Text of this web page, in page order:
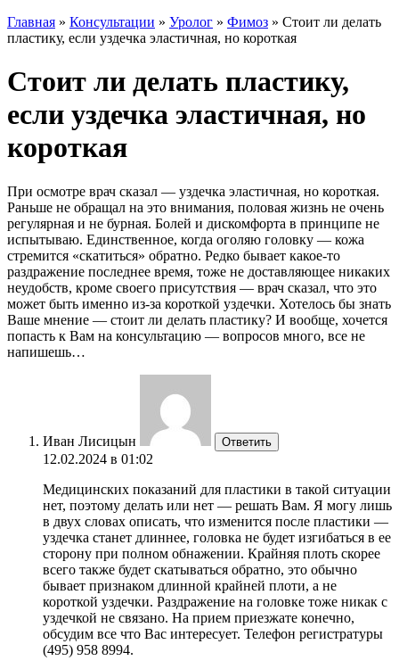
Главная » Консультации » Уролог » Фимоз » Стоит ли делать
пластику, если уздечка эластичная, но короткая
Стоит ли делать пластику,
если уздечка эластичная, но
короткая
При осмотре врач сказал — уздечка эластичная, но короткая.
Раньше не обращал на это внимания, половая жизнь не очень
регулярная и не бурная. Болей и дискомфорта в принципе не
испытываю. Единственное, когда оголяю головку — кожа
стремится «скатиться» обратно. Редко бывает какое-то
раздражение последнее время, тоже не доставляющее никаких
неудобств, кроме своего присутствия — врач сказал, что это
может быть именно из-за короткой уздечки. Хотелось бы знать
Ваше мнение — стоит ли делать пластику? И вообще, хочется
попасть к Вам на консультацию — вопросов много, все не
напишешь…
Иван Лисицын Ответить
12.02.2024 в 01:02
Медицинских показаний для пластики в такой ситуации
нет, поэтому делать или нет — решать Вам. Я могу лишь
в двух словах описать, что изменится после пластики —
уздечка станет длиннее, головка не будет изгибаться в ее
сторону при полном обнажении. Крайняя плоть скорее
всего также будет скатываться обратно, это обычно
бывает признаком длинной крайней плоти, а не
короткой уздечки. Раздражение на головке тоже никак с
уздечкой не связано. На прием приезжате конечно,
обсудим все что Вас интересует. Телефон регистратуры
(495) 958 8994.